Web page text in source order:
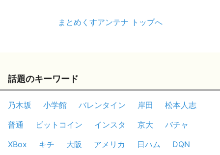
まとめくすアンテナ トップへ
話題のキーワード
乃木坂 小学館 バレンタイン 岸田
松本人志
普通
ビットコイン インスタ 京大
バチャ
XBox
キチ 大阪 アメリカ 日ハム
DQN